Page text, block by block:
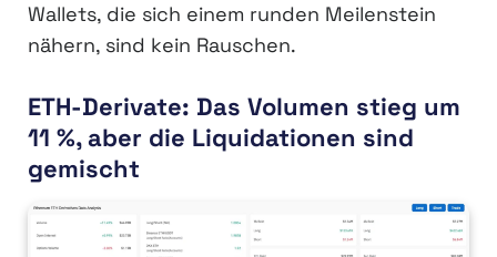
Wallets, die sich einem runden Meilenstein
nähern, sind kein Rauschen.
ETH-Derivate: Das Volumen stieg um
11 %, aber die Liquidationen sind
gemischt